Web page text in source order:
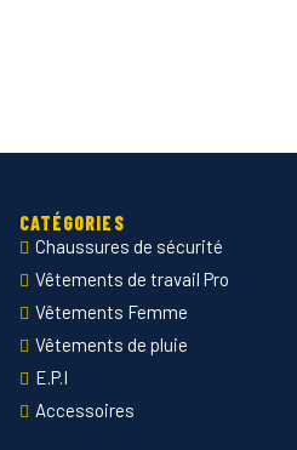
CATÉGORIES
Chaussures de sécurité
Vêtements de travail Pro
Vêtements Femme
Vêtements de pluie
E.P.I
Accessoires